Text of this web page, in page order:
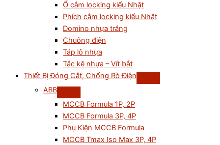
Ổ cắm locking kiểu Nhật
Phích cắm locking kiểu Nhật
Domino nhựa trắng
Chuông điện
Táp lô nhựa
Tắc kê nhựa – Vít bắt
Thiết Bị Đóng Cắt, Chống Rò Điện
ABB
MCCB Formula 1P, 2P
MCCB Formula 3P, 4P
Phụ Kiện MCCB Formula
MCCB Tmax Iso Max 3P, 4P